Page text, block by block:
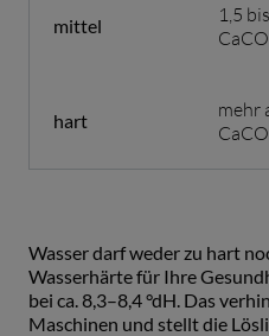
mittel
1,5
hart
mehr
Wasser darf weder zu hart
Wasserhärte für Ihre
bei ca. 8,3–8,4 °dH. Das
Maschinen und stellt die